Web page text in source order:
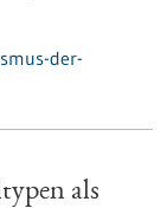
der-
als